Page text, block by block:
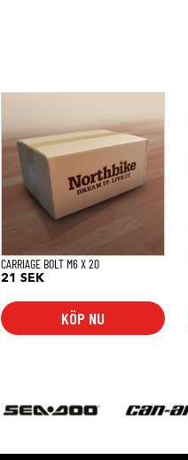
CARRIAGE BOLT M6 X 20
21SEK
KÖP NU